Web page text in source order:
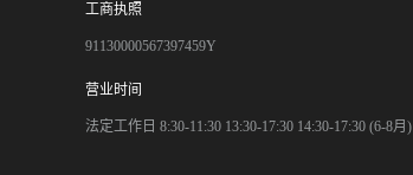
工商执照
91130000567397459Y
营业时间
法定工作日 8:30-11:30 13:30-17:30 14:30-17:30 (6-8月)